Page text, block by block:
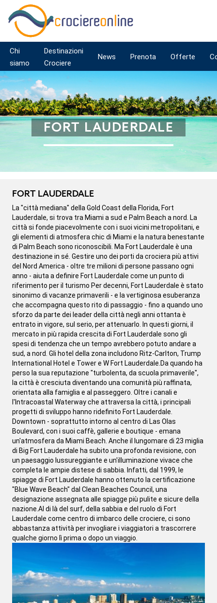
Chi
siamo
Destinazioni
Crociere
News Prenota Offerte
FORT LAUDERDALE
FORT LAUDERDALE
La "città mediana" della Gold Coast della Florida, Fort
Lauderdale, si trova tra Miami a sud e Palm Beach a nord. La
città si fonde piacevolmente con i suoi vicini metropolitani, e
gli elementi di atmosfera chic di Miami e la natura benestante
di Palm Beach sono riconoscibili. Ma Fort Lauderdale è una
destinazione in sé. Gestire uno dei porti da crociera più attivi
del Nord America - oltre tre milioni di persone passano ogni
anno - aiuta a definire Fort Lauderdale come un punto di
riferimento per il turismo Per decenni, Fort Lauderdale è stato
sinonimo di vacanze primaverili - e la vertiginosa esuberanza
che accompagna questo rito di passaggio - fino a quando uno
sforzo da parte dei leader della città negli anni ottanta è
entrato in vigore, sul serio, per attenuarlo. In questi giorni, il
mercato in più rapida crescita di Fort Lauderdale sono gli
spesi di tendenza che un tempo avrebbero potuto andare a
sud, a nord. Gli hotel della zona includono Ritz-Carlton, Trump
International Hotel e Tower e W Fort Lauderdale.Da quando ha
perso la sua reputazione "turbolenta, da scuola primaverile",
la città è cresciuta diventando una comunità più raffinata,
orientata alla famiglia e al passeggero. Oltre i canali e
l'Intracoastal Waterway che attraversa la città, i principali
progetti di sviluppo hanno ridefinito Fort Lauderdale.
Downtown - soprattutto intorno al centro di Las Olas
Boulevard, con i suoi caffè, gallerie e boutique - emana
un'atmosfera da Miami Beach. Anche il lungomare di 23 miglia
di Big Fort Lauderdale ha subito una profonda revisione, con
un paesaggio lussureggiante e un'illuminazione vivace che
completa le ampie distese di sabbia. Infatti, dal 1999, le
spiagge di Fort Lauderdale hanno ottenuto la certificazione
"Blue Wave Beach" dal Clean Beaches Council, una
designazione assegnata alle spiagge più pulite e sicure della
nazione.Al di là del surf, della sabbia e del ruolo di Fort
Lauderdale come centro di imbarco delle crociere, ci sono
abbastanza attività per invogliare i viaggiatori a trascorrere
qualche giorno lì prima o dopo un viaggio.